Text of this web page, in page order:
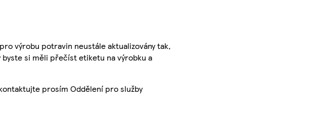
výrobu potravin neustále aktualizovány tak,
si měli přečíst etiketu na výrobku a
prosím Oddělení pro služby